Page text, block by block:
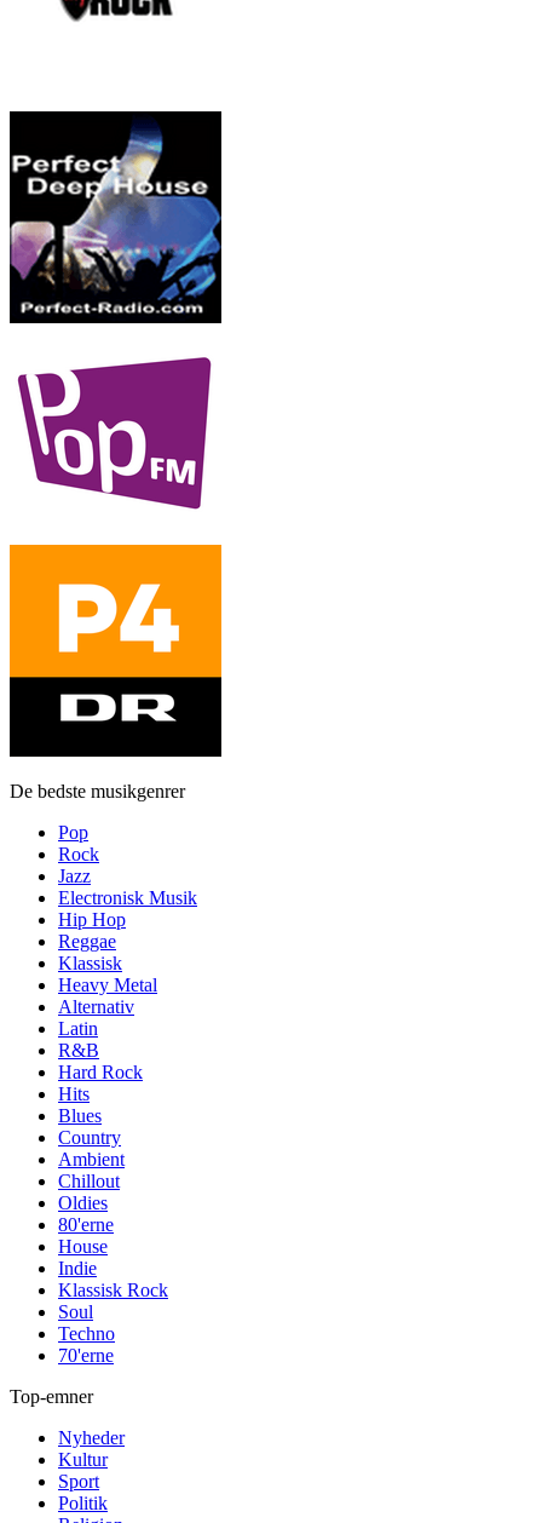
De bedste musikgenrer
Pop
Rock
Jazz
Electronisk Musik
Hip Hop
Reggae
Klassisk
Heavy Metal
Alternativ
Latin
R&B
Hard Rock
Hits
Blues
Country
Ambient
Chillout
Oldies
80'erne
House
Indie
Klassisk Rock
Soul
Techno
70'erne
Top-emner
Nyheder
Kultur
Sport
Politik